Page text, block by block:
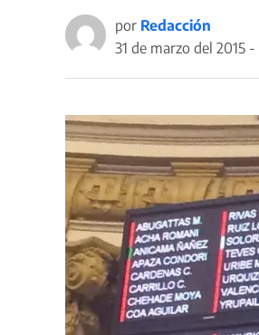
por Redacción
31 de marzo del 2015